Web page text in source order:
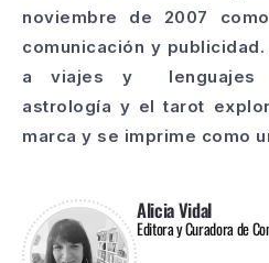
noviembre de 2007
comunicación y
a viajes y lenguajes
astrología y el tarot
marca y se imprime como
Alicia Vidal
Editora y Curadora de